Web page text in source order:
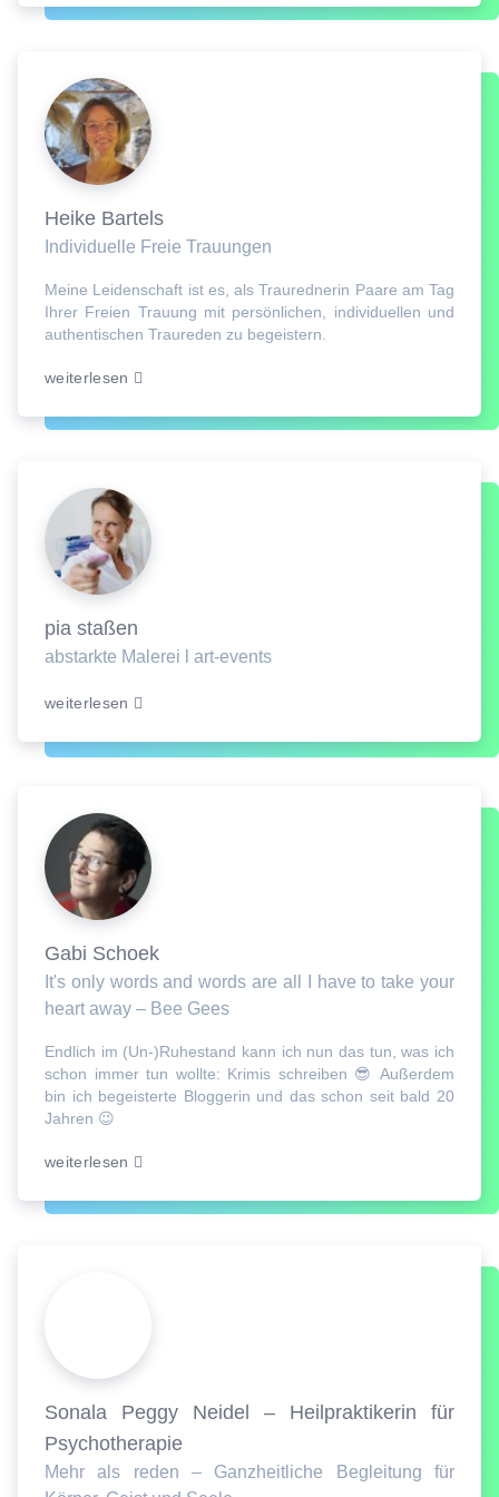
Heike Bartels
Individuelle Freie Trauungen
Meine Leidenschaft ist es, als Traurednerin Paare am Tag
Ihrer Freien Trauung mit persönlichen, individuellen und
authentischen Traureden zu begeistern.
weiterlesen
pia staßen
abstarkte Malerei l art-events
weiterlesen
Gabi Schoek
It's only words and words are all I have to take your
heart away – Bee Gees
Endlich im (Un-)Ruhestand kann ich nun das tun, was ich
schon immer tun wollte: Krimis schreiben 😎 Außerdem
bin ich begeisterte Bloggerin und das schon seit bald 20
Jahren 😉
weiterlesen
Sonala Peggy Neidel – Heilpraktikerin für
Psychotherapie
Mehr als reden – Ganzheitliche Begleitung für